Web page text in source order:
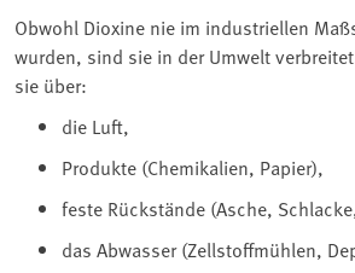
Obwohl Dioxine nie im industriellen
wurden, sind sie in der Umwelt
sie über:
die Luft,
Produkte (Chemikalien, Papier),
feste Rückstände (Asche,
das Abwasser (Zellstoffmühlen,